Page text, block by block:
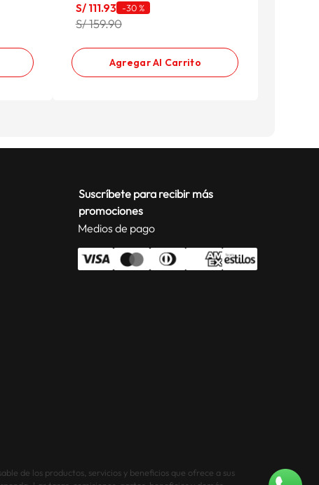
S/ 111.93 -30 %
S/ 159.90
Agregar Al Carrito
Suscríbete para recibir más
promociones
Medios de pago
de los productos, servicios y beneficios que ofrece a sus